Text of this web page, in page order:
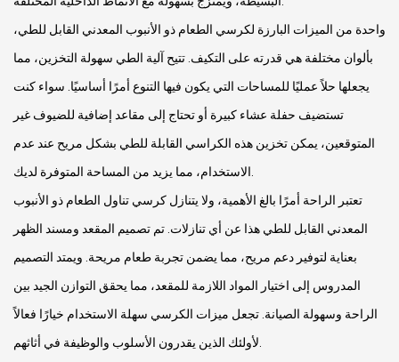
واحدة من الميزات البارزة لكرسي الطعام ذو الأنبوب المعدني القابل للطي،
بألوان مختلفة هي قدرته على التكيف. تتيح آلية الطي سهولة التخزين، مما
يجعلها حلاً عمليًا للمساحات التي يكون فيها التنوع أمرًا أساسيًا. سواء كنت
تستضيف حفلة عشاء كبيرة أو تحتاج إلى مقاعد إضافية للضيوف غير
المتوقعين، يمكن تخزين هذه الكراسي القابلة للطي بشكل مريح عند عدم
تعتبر الراحة أمرًا بالغ الأهمية، ولا يتنازل كرسي تناول الطعام ذو الأنبوب
المعدني القابل للطي هذا عن أي تنازلات. تم تصميم المقعد ومسند الظهر
بعناية لتوفير دعم مريح، مما يضمن تجربة طعام مريحة. ويمتد التصميم
المدروس إلى اختيار المواد اللازمة للمقعد، مما يحقق التوازن الجيد بين
الراحة وسهولة الصيانة. تجعل ميزات الكرسي سهلة الاستخدام خيارًا فعالاً